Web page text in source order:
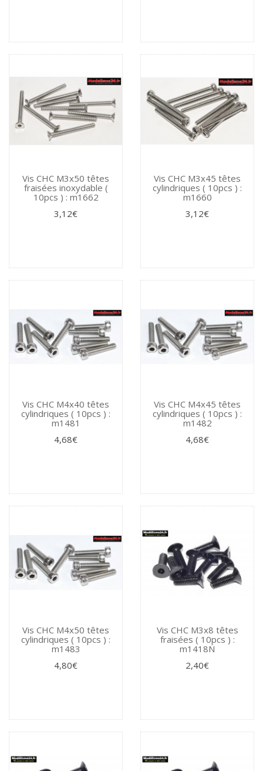
Vis CHC M3x50 têtes
fraisées inoxydable (
10pcs ) : m1662
3,12€
Vis CHC M3x45 têtes
cylindriques ( 10pcs ) :
m1660
3,12€
Vis CHC M4x40 têtes
cylindriques ( 10pcs ) :
m1481
4,68€
Vis CHC M4x45 têtes
cylindriques ( 10pcs ) :
m1482
4,68€
Vis CHC M4x50 têtes
cylindriques ( 10pcs ) :
m1483
4,80€
Vis CHC M3x8 têtes
fraisées ( 10pcs ) :
m1418N
2,40€